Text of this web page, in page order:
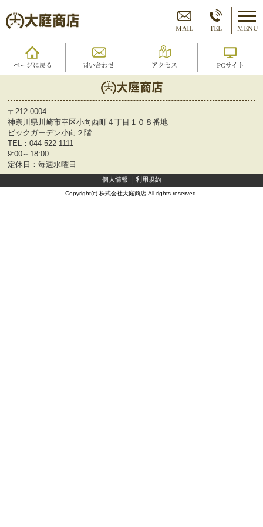
MAIL TEL MENU
ページに戻る 問い合わせ アクセス PCサイト
〒212-0004
神奈川県川崎市幸区小向西町４丁目１０８番地
ビックガーデン小向２階
TEL： 044-522-1111
9:00～18:00
定休日：毎週水曜日
個人情報 利用規約
Copyright(c) 株式会社大庭商店 All rights reserved.